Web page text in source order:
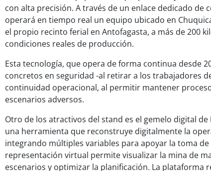
con alta precisión. A través de un enlace dedicado de
operará en tiempo real un equipo ubicado en
el propio recinto ferial en Antofagasta, a más de 200
condiciones reales de producción.
Esta tecnología, que opera de forma continua desde
concretos en seguridad -al retirar a los trabajadores
continuidad operacional, al permitir mantener
escenarios adversos.
Otro de los atractivos del stand es el gemelo digital
una herramienta que reconstruye digitalmente la
integrando múltiples variables para apoyar la toma de
representación virtual permite visualizar la mina de
escenarios y optimizar la planificación. La plataforma